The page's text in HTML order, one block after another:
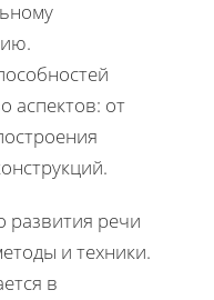
аспектов: от
развития речи
и техники.
в